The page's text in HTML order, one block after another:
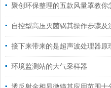
环境监测站的大气采样器